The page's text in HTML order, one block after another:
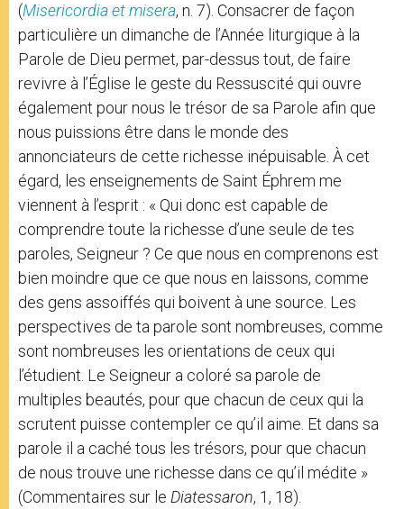
(Misericordia et misera, n. 7). Consacrer de façon
particulière un dimanche de l’Année liturgique à la
Parole de Dieu permet, par-dessus tout, de faire
revivre à l’Église le geste du Ressuscité qui ouvre
également pour nous le trésor de sa Parole afin que
nous puissions être dans le monde des
annonciateurs de cette richesse inépuisable. À cet
égard, les enseignements de Saint Éphrem me
viennent à l’esprit : « Qui donc est capable de
comprendre toute la richesse d’une seule de tes
paroles, Seigneur ? Ce que nous en comprenons est
bien moindre que ce que nous en laissons, comme
des gens assoiffés qui boivent à une source. Les
perspectives de ta parole sont nombreuses, comme
sont nombreuses les orientations de ceux qui
l’étudient. Le Seigneur a coloré sa parole de
multiples beautés, pour que chacun de ceux qui la
scrutent puisse contempler ce qu’il aime. Et dans sa
parole il a caché tous les trésors, pour que chacun
de nous trouve une richesse dans ce qu’il médite »
(Commentaires sur le Diatessaron, 1, 18).